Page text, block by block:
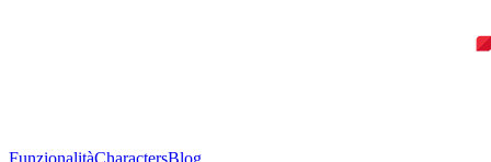
FunzionalitàCharactersBlog